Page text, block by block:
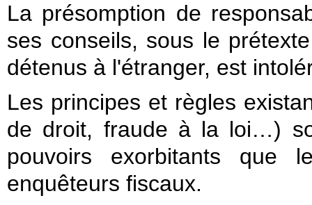
La présomption de
ses conseils, sous le
détenus à l'étranger, est
Les principes et règles
de droit, fraude à la loi…)
pouvoirs exorbitants que
enquêteurs fiscaux.